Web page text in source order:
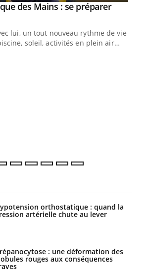
des Mains : se préparer
lui, un tout nouveau rythme de vie !
soleil, activités en plein air…
orthostatique : quand la
artérielle chute au lever
: une déformation des
rouges aux conséquences